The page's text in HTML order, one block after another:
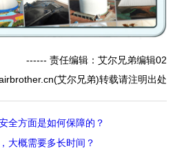
------ 责任编辑：艾尔兄弟编辑02
艾尔兄弟)转载请注明出处
全方面是如何保障的？
大概需要多长时间？